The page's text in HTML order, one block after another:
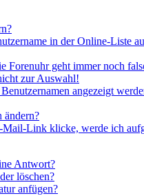
in der Online-Liste
Forenuhr geht immer noch
zur Auswahl!
angezeigt
ändern?
Link klicke, werde ich
Antwort?
löschen?
anfügen?